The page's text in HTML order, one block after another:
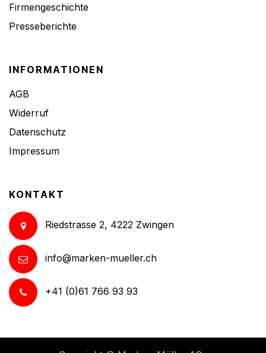
Firmengeschichte
Presseberichte
INFORMATIONEN
AGB
Widerruf
Datenschutz
Impressum
KONTAKT
Riedstrasse 2, 4222 Zwingen
info@marken-mueller.ch
+41 (0)61 766 93 93